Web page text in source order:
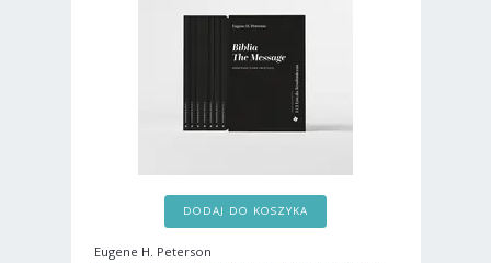
DODAJ DO KOSZYKA
Eugene H. Peterson